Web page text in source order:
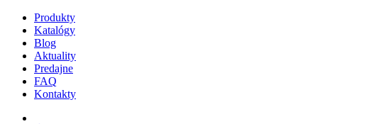
Produkty
Katalógy
Blog
Aktuality
Predajne
FAQ
Kontakty